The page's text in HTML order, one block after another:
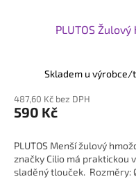
PLUTOS
Skladem u výrobce/
487,60 Kč bez DPH
590 Kč
PLUTOS Menší žulový
značky Cilio má praktickou
sladěný tlouček. Rozměry: